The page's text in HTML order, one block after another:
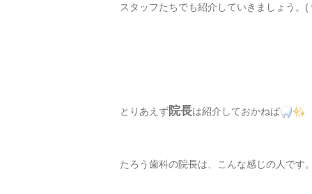
スタッフたちでも紹介していきましょう。(
とりあえず院長は紹介しておかねば
たろう歯科の院長は、こんな感じの人です